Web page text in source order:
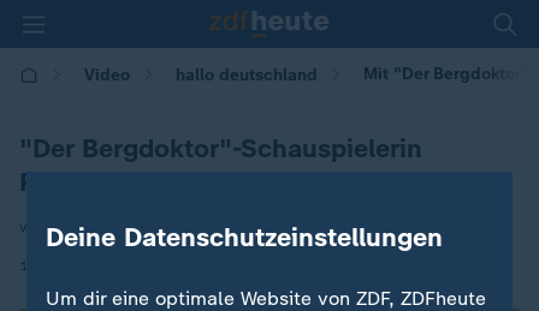
Video hallo deutschland Mit "Der
"Der Bergdoktor"-Schauspielerin
Rebecca Immanuel im Interview
von Nico Pommerenke und Maria Huber
15.01.2026 | 17:10
Deine Datenschutzeinstellungen
Um dir eine optimale Website von ZDF, ZDFheute